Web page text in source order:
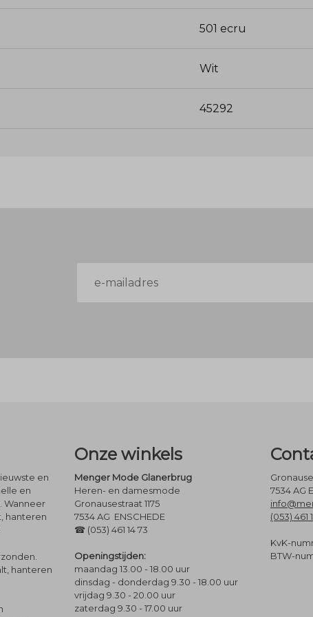
boord (blouson-effect).
501 ecru
Wit
45292
mailadres
en
en
Wanneer
hanteren
hanteren
Onze winkels
Menger Mode Glanerbrug
Heren- en damesmode
Gronausestraat 1175
7534 AG ENSCHEDE
☎ (053) 461 14 73
Openingstijden:
maandag 13.00 - 18.00 uur
dinsdag - donderdag 9.30 - 18.00 uur
vrijdag 9.30 - 20.00 uur
zaterdag 9.30 - 17.00 uur
7534 AG
(053) 461
KvK-
BTW-